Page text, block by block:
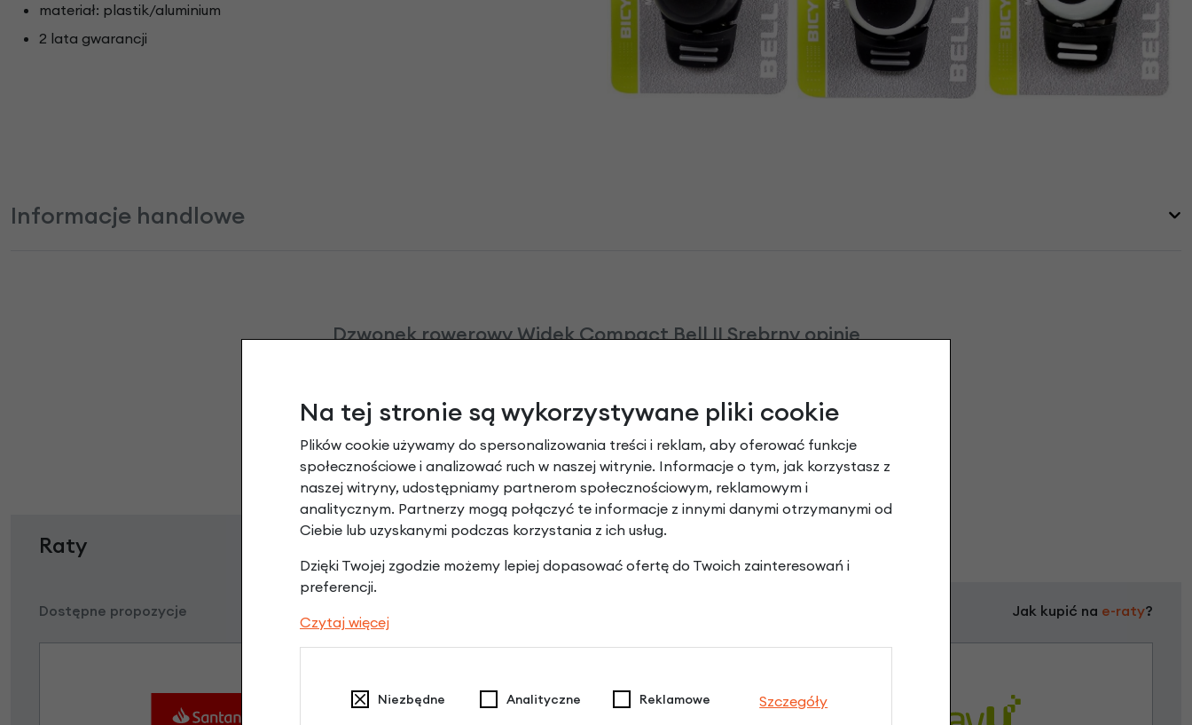
materiał: plastik/aluminium
2 lata gwarancji
Informacje handlowe
Dzwonek rowerowy Widek Compact Bell II Srebrny opinie
Raty Leasing
Dostępne propozycje Jak kupić na e-raty?
Na tej stronie są wykorzystywane pliki cookie
Plików cookie używamy do spersonalizowania treści i reklam, aby oferować funkcje
społecznościowe i analizować ruch w naszej witrynie. Informacje o tym, jak korzystasz z
naszej witryny, udostępniamy partnerom społecznościowym, reklamowym i
analitycznym. Partnerzy mogą połączyć te informacje z innymi danymi otrzymanymi od
Ciebie lub uzyskanymi podczas korzystania z ich usług.
Dzięki Twojej zgodzie możemy lepiej dopasować ofertę do Twoich zainteresowań i
preferencji.
Czytaj więcej
Niezbędne Analityczne Reklamowe Szczegóły